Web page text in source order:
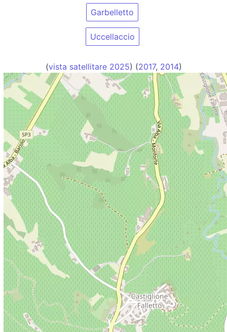
Garbelletto
Uccellaccio
(vista satellitare 2025) (2017, 2014)